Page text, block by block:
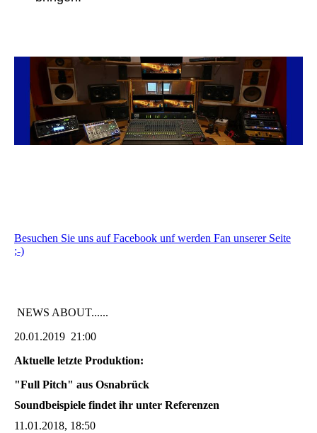
Besuchen Sie uns auf Facebook unf werden Fan unserer Seite
;-)
NEWS ABOUT......
20.01.2019 21:00
Aktuelle letzte Produktion:
"Full Pitch" aus Osnabrück
Soundbeispiele findet ihr unter Referenzen
11.01.2018, 18:50